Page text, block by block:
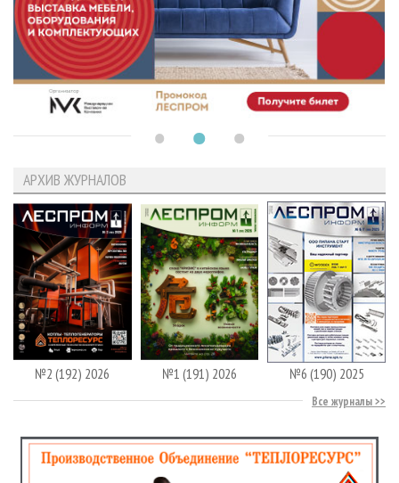
АРХИВ ЖУРНАЛОВ
№2 (192) 2026 №1 (191) 2026 №6 (190) 2025
Все журналы